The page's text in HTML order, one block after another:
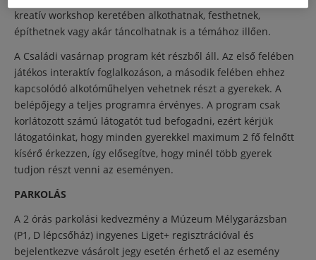
kreatív workshop keretében alkothatnak, festhetnek,
építhetnek vagy akár táncolhatnak is a témához illően.
A Családi vasárnap program két részből áll. Az első felében
játékos interaktív foglalkozáson, a második felében ehhez
kapcsolódó alkotóműhelyen vehetnek részt a gyerekek. A
belépőjegy a teljes programra érvényes. A program csak
korlátozott számú látogatót tud befogadni, ezért kérjük
látogatóinkat, hogy minden gyerekkel maximum 2 fő felnőtt
kísérő érkezzen, így elősegítve, hogy minél több gyerek
tudjon részt venni az eseményen.
PARKOLÁS
A 2 órás parkolási kedvezmény a Múzeum Mélygarázsban
(P1, D lépcsőház) ingyenes Liget+ regisztrációval és
bejelentkezve vásárolt jegy esetén érhető el az esemény